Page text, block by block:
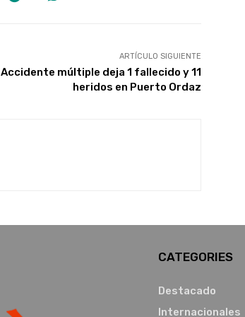
ARTÍCULO SIGUIENTE
Accidente múltiple deja 1 fallecido y 11
heridos en Puerto Ordaz
CATEGORIES
Destacado
Internacionales